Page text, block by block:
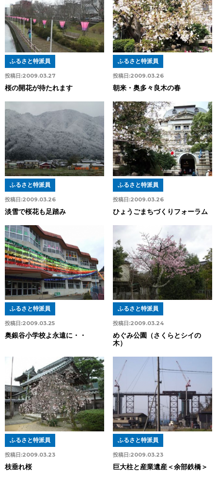
投稿日:2009.03.27
ふるさと特派員
桜の開花が待たれます
投稿日:2009.03.26
ふるさと特派員
朝来・奥多々良木の春
投稿日:2009.03.26
ふるさと特派員
淡雪で桜花も足踏み
投稿日:2009.03.26
ふるさと特派員
ひょうごまちづくりフォーラム
投稿日:2009.03.25
ふるさと特派員
奥銀谷小学校よ永遠に・・
投稿日:2009.03.24
ふるさと特派員
めぐみ公園（さくらとシイの
木）
投稿日:2009.03.23
ふるさと特派員
枝垂れ桜
投稿日:2009.03.23
ふるさと特派員
巨大柱と産業遺産＜余部鉄橋＞